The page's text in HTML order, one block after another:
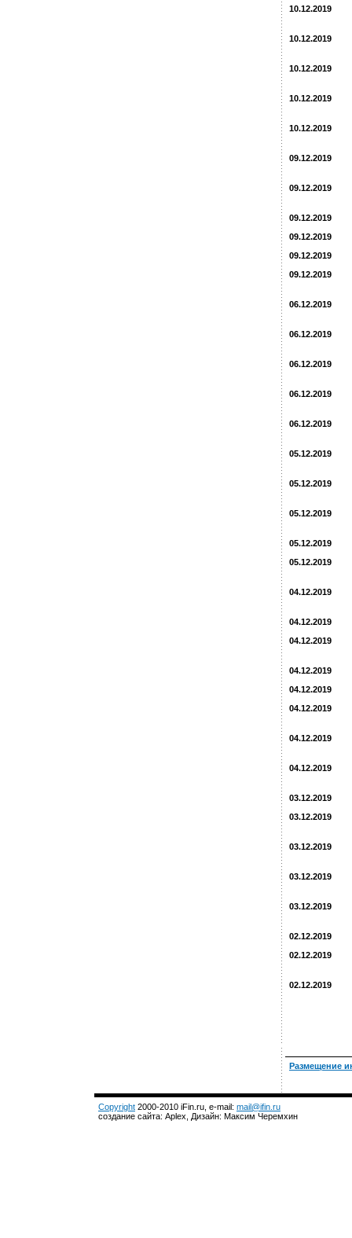
10.12.2019
10.12.2019
10.12.2019
10.12.2019
10.12.2019
09.12.2019
09.12.2019
09.12.2019
09.12.2019
09.12.2019
09.12.2019
06.12.2019
06.12.2019
06.12.2019
06.12.2019
06.12.2019
05.12.2019
05.12.2019
05.12.2019
05.12.2019
05.12.2019
04.12.2019
04.12.2019
04.12.2019
04.12.2019
04.12.2019
04.12.2019
04.12.2019
04.12.2019
03.12.2019
03.12.2019
03.12.2019
03.12.2019
03.12.2019
02.12.2019
02.12.2019
02.12.2019
Размещение
Copyright 2000-2010 iFin.ru, e-mail: mail@ifin.ru
создание сайта: Aplex, Дизайн: Максим Черемхин